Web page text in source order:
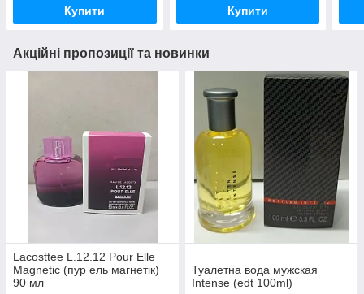
Купити Купити
Акційні пропозиції та новинки
Lacosttee L.12.12 Pour Elle
Magnetic (пур ель магнетік)
90 мл
Туалетна вода мужская
Intense (edt 100ml)